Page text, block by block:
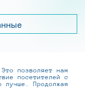
250-0-260
позволяет нам
посетителей с
лучше. Продолжая